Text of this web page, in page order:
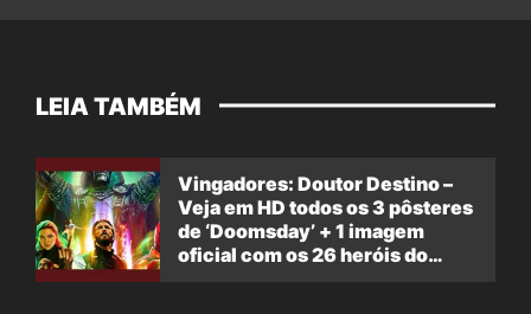
LEIA TAMBÉM
Vingadores: Doutor Destino –
Veja em HD todos os 3 pôsteres
de ‘Doomsday’ + 1 imagem
oficial com os 26 heróis do